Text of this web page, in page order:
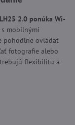
2.0 ponúka Wi-
mobilnými
pohodlne ovládať
fotografie alebo
flexibilitu a